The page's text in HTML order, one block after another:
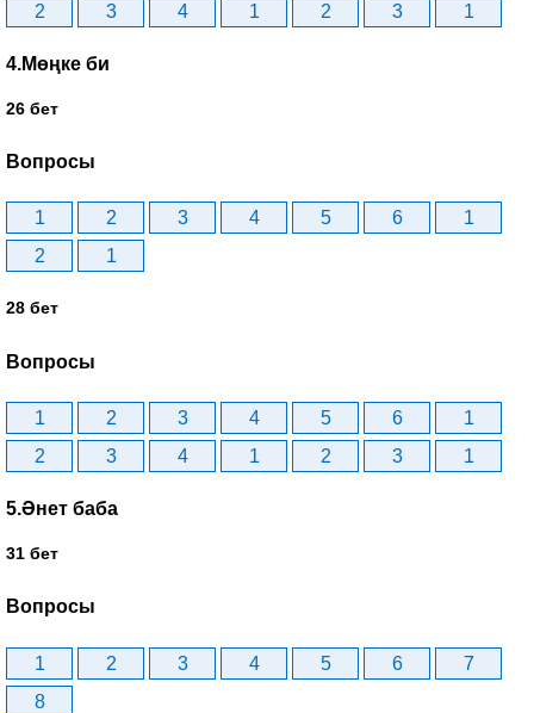
2 3 4 1 2 3 1
4.Мөңке би
26 бет
Вопросы
1 2 3 4 5 6
1
2
1
28 бет
Вопросы
1 2 3 4 5 6
1
2
3 4 1 2 3 1
5.Әнет баба
31 бет
Вопросы
1 2 3 4 5 6
7
8